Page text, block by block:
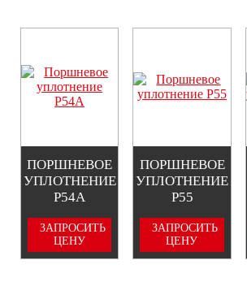
ПОРШНЕВОЕ
УПЛОТНЕНИЕ
P54A
ЗАПРОСИТЬ
ЦЕНУ
ПОРШНЕВОЕ
УПЛОТНЕНИЕ
P55
ЗАПРОСИТЬ
ЦЕНУ